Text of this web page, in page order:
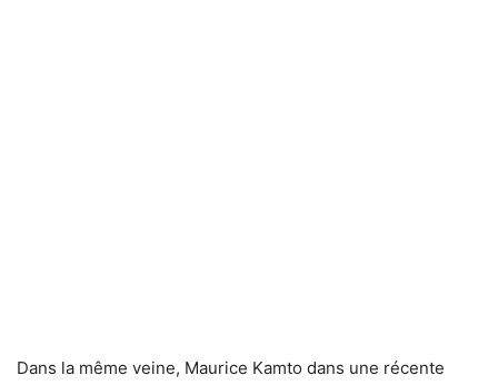
Dans la même veine, Maurice Kamto dans une récente